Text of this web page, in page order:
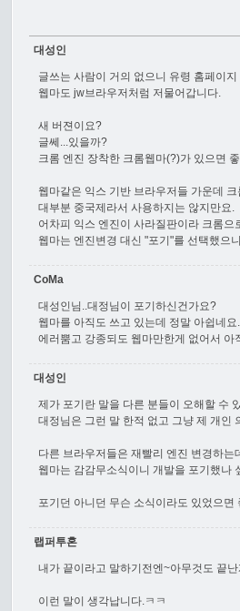
대성인
글쓰는 사람이 거의 없으니 유령 홈페이지
웹마도 jw브라우저처럼 저물어갑니다.
새 버젼이요?
글쎄...있을까?
크롬 엔진 장착한 크롬웹마(?)가 있으면
웹마같은 익스 기반 브라우저들 가운데
대부분 중국제라서 사용하지는 않지만요.
어차피 익스 엔진이 사라질판이라 크롬으
웹마는 엔진변경 대신 "포기"를 선택했으
CoMa
대성인님..대정님이 포기하신건가요?
웹마를 아직도 쓰고 있는데 정말 아쉽네요
에러뿜고 강종되도 웹마만한게 없어서 아
대성인
제가 포기란 말을 다른 분들이 오해할 수
대정님은 그런 말 한적 없고 그냥 제 개인
다른 브라우저들은 재빨리 엔진 변경하는
웹마는 감감무소식이니 개발을 포기했나
포기던 아니던 무슨 소식이라도 있었으면
랩퍼투혼
내가 끝이라고 말하기전엔~아무것도 끝
이런 말이 생각납니다.ㅋㅋ